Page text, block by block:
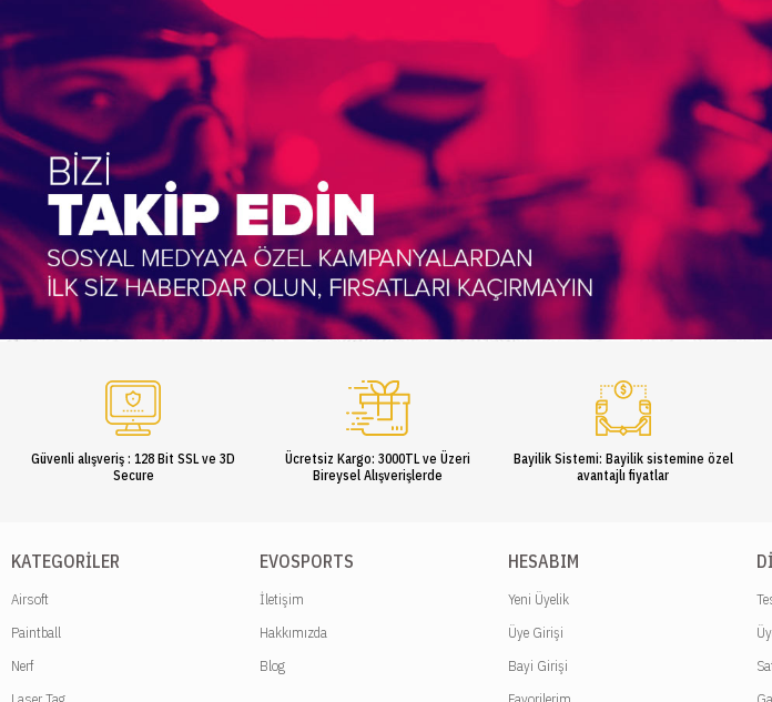
Saha kurulumunda maliyetlerinizi düşürecek
önce işlerin nasıl gittiğini ölçmek için maliyetinizi
işaretleyicilere ve benzeri, paintball sahalarında
Güvenli alışveriş : 128 Bit SSL ve 3D
Secure
Ücretsiz Kargo: 3000TL ve Üzeri
Bireysel Alışverişlerde
Bayilik Sistemi: Bayilik sistemine özel
avantajlı fiyatlar
KATEGORILER
Airsoft
Paintball
Nerf
EVOSPORTS
İletişim
Hakkımızda
Blog
HESABIM
Yeni Üyelik
Üye Girişi
Bayi Girişi